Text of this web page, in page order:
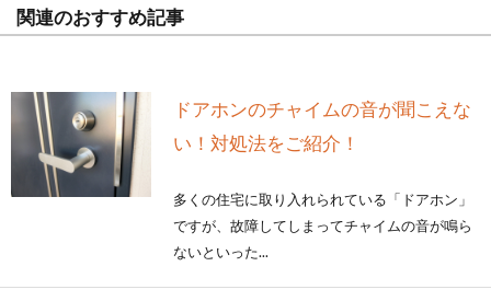
関連のおすすめ記事
ドアホンのチャイムの音が聞こえな
い！対処法をご紹介！
多くの住宅に取り入れられている「ドアホン」
ですが、故障してしまってチャイムの音が鳴ら
ないといった...